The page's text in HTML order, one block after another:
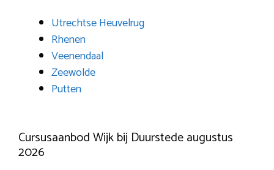
Utrechtse Heuvelrug
Rhenen
Veenendaal
Zeewolde
Putten
Cursusaanbod Wijk bij Duurstede augustus
2026